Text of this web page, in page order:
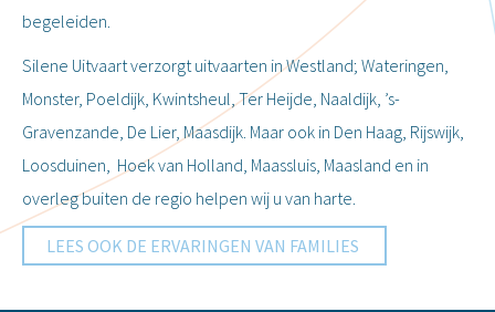
begeleiden.
Silene Uitvaart verzorgt uitvaarten in Westland; Wateringen,
Monster, Poeldijk, Kwintsheul, Ter Heijde, Naaldijk, ’s-
Gravenzande, De Lier, Maasdijk. Maar ook in Den Haag, Rijswijk,
Loosduinen, Hoek van Holland, Maassluis, Maasland en in
overleg buiten de regio helpen wij u van harte.
LEES OOK DE ERVARINGEN VAN FAMILIES